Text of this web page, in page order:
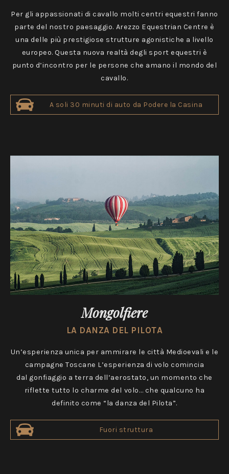
Per gli appassionati di cavallo molti centri equestri fanno
parte del nostro paesaggio. Arezzo Equestrian Centre è
una delle più prestigiose strutture agonistiche a livello
europeo. Questa nuova realtà degli sport equestri è
punto d’incontro per le persone che amano il mondo del
cavallo.
A soli 30 minuti di auto da Podere la Casina
Mongolfiere
LA DANZA DEL PILOTA
Un’esperienza unica per ammirare le città Medioevali e le
campagne Toscane L’esperienza di volo comincia
dal gonfiaggio a terra dell’aerostato, un momento che
riflette tutto lo charme del volo… che qualcuno ha
definito come “la danza del Pilota”.
Fuori struttura